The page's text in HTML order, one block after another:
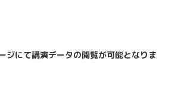
ジにて講演データの閲覧が可能となりま